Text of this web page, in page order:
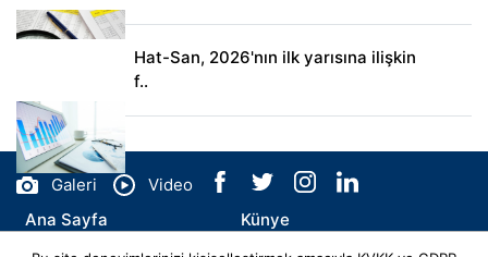
Hat-San, 2026'nın ilk yarısına ilişkin
f..
Galeri
Video
Ana Sayfa
Künye